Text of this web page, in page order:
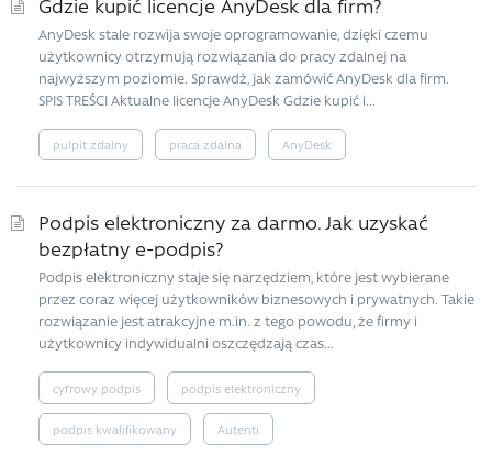
AnyDesk stale rozwija swoje oprogramowanie, dzięki czemu
użytkownicy otrzymują rozwiązania do pracy zdalnej na
najwyższym poziomie. Sprawdź, jak zamówić AnyDesk dla firm.
SPIS TREŚCI Aktualne licencje AnyDesk Gdzie kupić i...
pulpit zdalny praca zdalna AnyDesk
Podpis elektroniczny za darmo. Jak uzyskać
bezpłatny e-podpis?
Podpis elektroniczny staje się narzędziem, które jest wybierane
przez coraz więcej użytkowników biznesowych i prywatnych. Takie
rozwiązanie jest atrakcyjne m.in. z tego powodu, że firmy i
użytkownicy indywidualni oszczędzają czas...
cyfrowy podpis podpis elektroniczny
podpis kwalifikowany Autenti